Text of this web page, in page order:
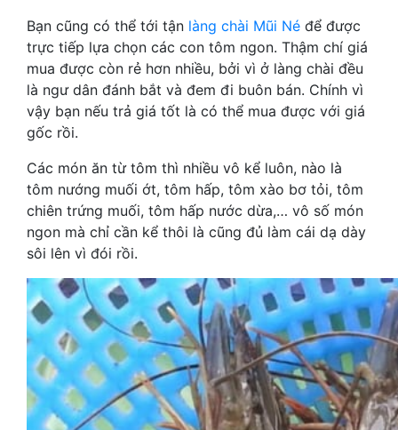
Bạn cũng có thể tới tận làng chài Mũi Né để được
trực tiếp lựa chọn các con tôm ngon. Thậm chí giá
mua được còn rẻ hơn nhiều, bởi vì ở làng chài đều
là ngư dân đánh bắt và đem đi buôn bán. Chính vì
vậy bạn nếu trả giá tốt là có thể mua được với giá
gốc rồi.
Các món ăn từ tôm thì nhiều vô kể luôn, nào là
tôm nướng muối ớt, tôm hấp, tôm xào bơ tỏi, tôm
chiên trứng muối, tôm hấp nước dừa,… vô số món
ngon mà chỉ cần kể thôi là cũng đủ làm cái dạ dày
sôi lên vì đói rồi.